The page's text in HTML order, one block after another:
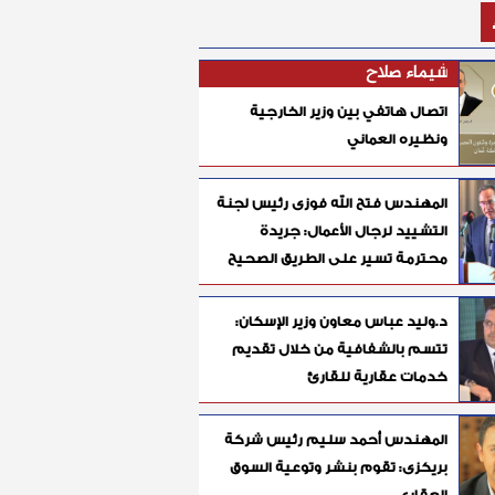
شيماء صلاح
اتصال هاتفي بين وزير الخارجية
ونظيره العماني
المهندس فتح الله فوزى رئيس لجنة
التشييد لرجال الأعمال: جريدة
محترمة تسير على الطريق الصحيح
د.وليد عباس معاون وزير الإسكان:
تتسم بالشفافية من خلال تقديم
خدمات عقارية للقارئ
المهندس أحمد سليم رئيس شركة
بريكزى: تقوم بنشر وتوعية السوق